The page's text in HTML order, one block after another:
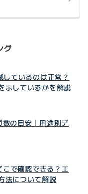
グ
ているのは正常？
示しているかを解説
の目安｜用途別デ
で確認できる？エ
法について解説